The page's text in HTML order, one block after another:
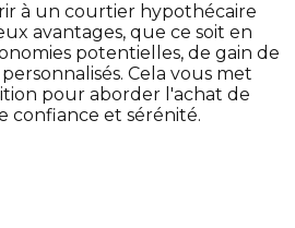
à un courtier hypothécaire
avantages, que ce soit en
potentielles, de gain de
Cela vous met
pour aborder l'achat de
confiance et sérénité.